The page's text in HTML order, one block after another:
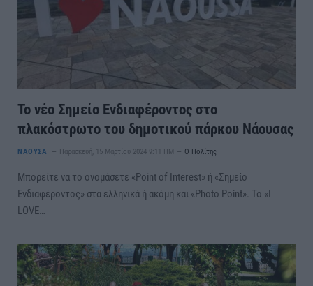
Το νέο Σημείο Ενδιαφέροντος στο
πλακόστρωτο του δημοτικού πάρκου Νάουσας
ΝΑΟΥΣΑ Παρασκευή, 15 Μαρτίου 2024 9:11 ΠΜ Ο Πολίτης
Μπορείτε να το ονομάσετε «Point of Interest» ή «Σημείο
Ενδιαφέροντος» στα ελληνικά ή ακόμη και «Photo Point». Το «I
LOVE…